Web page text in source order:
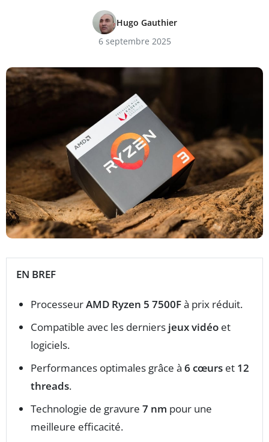
Hugo Gauthier
6 septembre 2025
EN BREF
ProcesseurAMD Ryzen 5 7500Fà prix réduit.
Compatible avec les derniers jeux vidéo et
logiciels.
Performances optimales grâce à 6 cœurs et 12
threads.
Technologie de gravure 7 nm pour une
meilleure efficacité.